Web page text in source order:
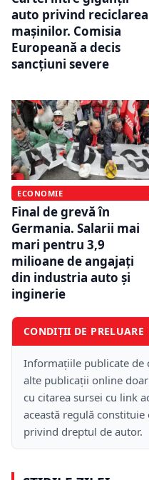
auto privind reciclarea
mașinilor. Comisia
Europeană a decis
sancțiuni severe
ECONOMIE
Final de grevă în
Germania. Salarii mai
mari pentru 3,9
milioane de angajați
din industria auto și
inginerie
CONDIȚII DE PRELUARE
Informațiile publicate de
alte publicații online
cu citarea sursei cu link
această regulă
privind dreptul de autor.